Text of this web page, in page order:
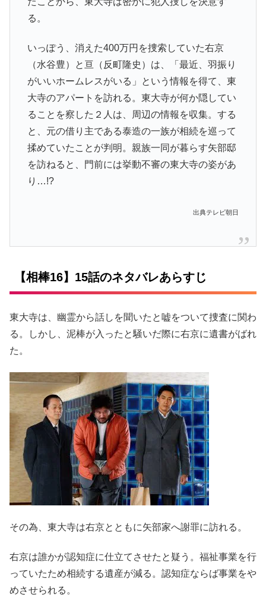
る。
いっぽう、消えた400万円を捜索していた右京
（水谷豊）と亘（反町隆史）は、「最近、羽振り
がいいホームレスがいる」という情報を得て、東
大寺のアパートを訪れる。東大寺が何か隠してい
ることを察した２人は、周辺の情報を収集。する
と、元の借り主である泰造の一族が相続を巡って
揉めていたことが判明。親族一同が暮らす矢部邸
を訪ねると、門前には挙動不審の東大寺の姿があ
り…!?
出典テレビ朝日
【相棒16】15話のネタバレあらすじ
東大寺は、幽霊から話しを聞いたと嘘をついて捜査に関わ
る。しかし、泥棒が入ったと騒いだ際に右京に遺書がばれ
た。
その為、東大寺は右京とともに矢部家へ謝罪に訪れる。
右京は誰かが認知症に仕立てさせたと疑う。福祉事業を行
っていたため相続する遺産が減る。認知症ならば事業をや
めさせられる。